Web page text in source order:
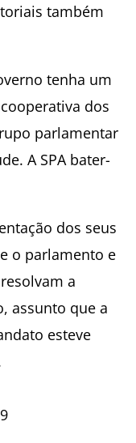
também
tenha um
dos
parlamentar
A SPA bater-
dos seus
o parlamento e
a
assunto que a
esteve